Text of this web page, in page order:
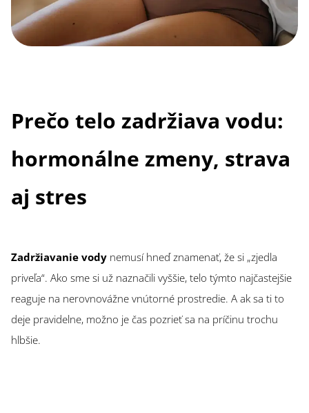
Prečo telo zadržiava vodu:
hormonálne zmeny, strava
aj stres
Zadržiavanie vody nemusí hneď znamenať, že si „zjedla
priveľa“. Ako sme si už naznačili vyššie, telo týmto najčastejšie
reaguje na nerovnovážne vnútorné prostredie. A ak sa ti to
deje pravidelne, možno je čas pozrieť sa na príčinu trochu
hlbšie.